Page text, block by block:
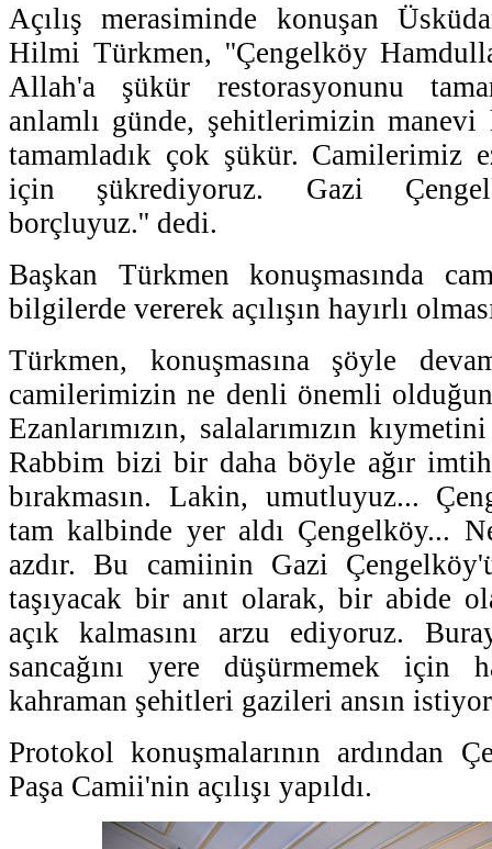
Açılış merasiminde konuşan
Hilmi Türkmen, ''Çengelköy
Allah'a şükür restorasyonunu
anlamlı günde, şehitlerimizin
tamamladık çok şükür. Camilerimiz
için şükrediyoruz. Gazi
borçluyuz.'' dedi.
Başkan Türkmen konuşmasında
bilgilerde vererek açılışın hayırlı
Türkmen, konuşmasına şöyle
camilerimizin ne denli önemli
Ezanlarımızın, salalarımızın
Rabbim bizi bir daha böyle ağır
bırakmasın. Lakin, umutluyuz...
tam kalbinde yer aldı Çengelköy...
azdır. Bu camiinin Gazi
taşıyacak bir anıt olarak, bir abide
açık kalmasını arzu ediyoruz.
sancağını yere düşürmemek için
kahraman şehitleri gazileri ansın
Protokol konuşmalarının ardından
Paşa Camii'nin açılışı yapıldı.